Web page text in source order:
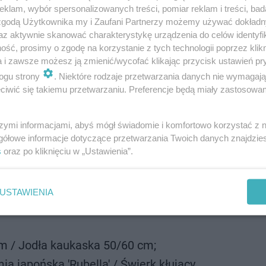
maksymalnie pięć kuponów.Jak
zostać zamknięta wcześniej, jeśli skończą się drzewka.
/ Golteria rozesłana / Jałowiec chiński 'Stricta' /
/ Jodła kaukaska 50/60 cm;
wybór spersonalizowanych treści, pomiar reklam i treści,
Użytkownika my i Zaufani Partnerzy możemy używać
aktywnie skanować charakterystykę urządzenia do celów
prosimy o zgodę na korzystanie z tych technologii poprzez
i zawsze możesz ją zmienić/wycofać klikając przycisk ustawień
strony
. Niektóre rodzaje przetwarzania danych nie
się takiemu przetwarzaniu. Preferencje będą miały
informacjami, abyś mógł świadomie i komfortowo korzystać z
informacje dotyczące przetwarzania Twoich danych
oraz po kliknięciu w „Ustawienia”.
USTAWIENIA